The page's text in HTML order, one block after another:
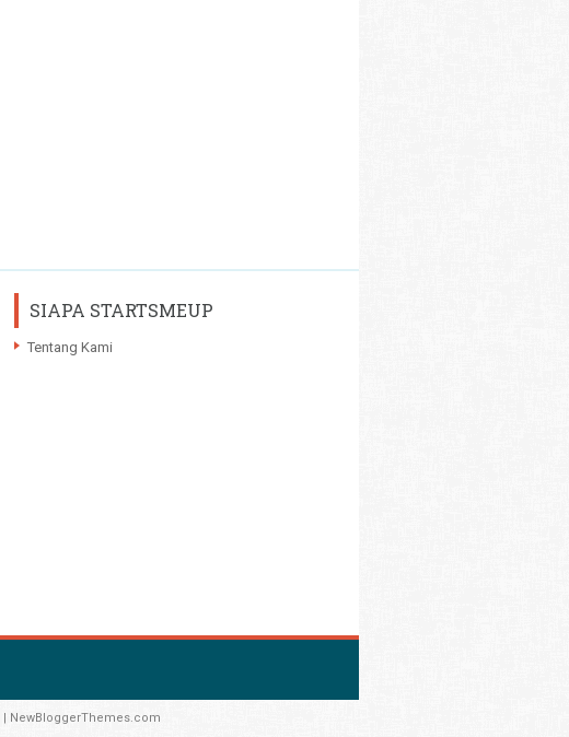
SIAPA STARTSMEUP
Tentang Kami
| NewBloggerThemes.com